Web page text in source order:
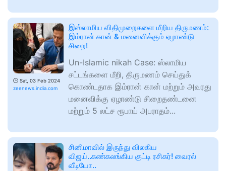
🕑 Sat, 03 Feb 2024
zeenews.india.com
இஸ்லாமிய விதிமுறைகளை மீறிய திருமணம்:
இம்ரான் கான் & மனைவிக்கும் ஏழாண்டு
சிறை!
Un-Islamic nikah Case: ஸ்லாமிய
சட்டங்களை மீறி, திருமணம் செய்துக்
கொண்டதாக இம்ரான் கான் மற்றும் அவரது
மனைவிக்கு ஏழாண்டு சிறைதண்டனை
மற்றும் 5 லட்ச ரூபாய் அபராதம்...
சினிமாவில் இருந்து விலகிய
விஜய்..கண்கலங்கிய குட்டி ரசிகர்! வைரல்
வீடியோ..